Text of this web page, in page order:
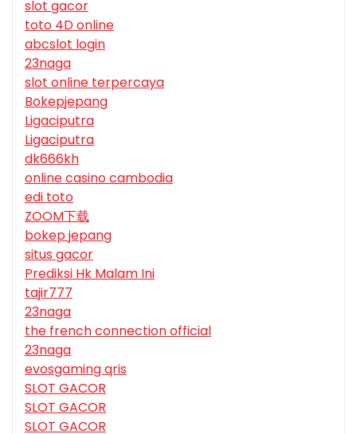
slot gacor
toto 4D online
abcslot login
23naga
slot online terpercaya
Bokepjepang
Ligaciputra
Ligaciputra
dk666kh
online casino cambodia
edi toto
ZOOM下载
bokep jepang
situs gacor
Prediksi Hk Malam Ini
tajir777
23naga
the french connection official
23naga
evosgaming qris
SLOT GACOR
SLOT GACOR
SLOT GACOR